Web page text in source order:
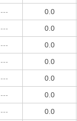
--- 0.0
--- 0.0
--- 0.0
--- 0.0
--- 0.0
--- 0.0
--- 0.0